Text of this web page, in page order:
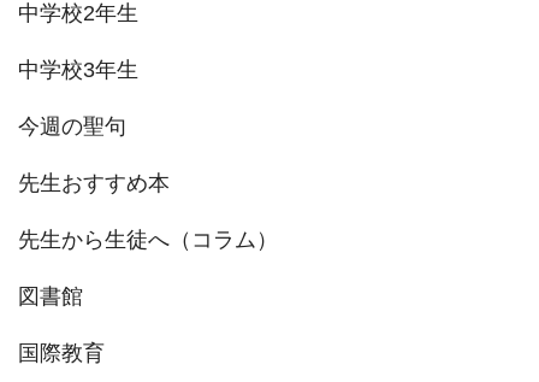
中学校2年生
中学校3年生
今週の聖句
先生おすすめ本
先生から生徒へ（コラム）
図書館
国際教育